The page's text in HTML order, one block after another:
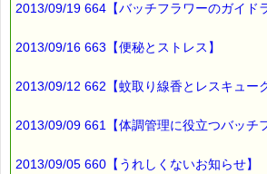
▼あなたにぴったりのバッチフラワーが見
■ｅパスタイム通信編集長 ルコ＠千葉る
━━━━☆
ホームセンターに行くと、
2013/09/19 664【バッチフラワーのガイド
2013/09/16 663【便秘とストレス】
2013/09/12 662【蚊取り線香とレスキュー
2013/09/09 661【体調管理に役立つバッチ
2013/09/05 660【うれしくないお知らせ】